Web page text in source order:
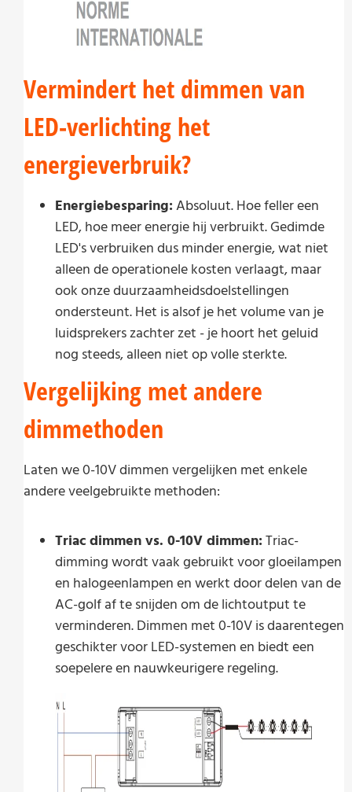
Vermindert het dimmen van
LED-verlichting het
energieverbruik?
Energiebesparing: Absoluut. Hoe feller een
LED, hoe meer energie hij verbruikt. Gedimde
LED's verbruiken dus minder energie, wat niet
alleen de operationele kosten verlaagt, maar
ook onze duurzaamheidsdoelstellingen
ondersteunt. Het is alsof je het volume van je
luidsprekers zachter zet - je hoort het geluid
nog steeds, alleen niet op volle sterkte.
Vergelijking met andere
dimmethoden
Laten we 0-10V dimmen vergelijken met enkele
andere veelgebruikte methoden:
Triac dimmen vs. 0-10V dimmen: Triac-
dimming wordt vaak gebruikt voor gloeilampen
en halogeenlampen en werkt door delen van de
AC-golf af te snijden om de lichtoutput te
verminderen. Dimmen met 0-10V is daarentegen
geschikter voor LED-systemen en biedt een
soepelere en nauwkeurigere regeling.